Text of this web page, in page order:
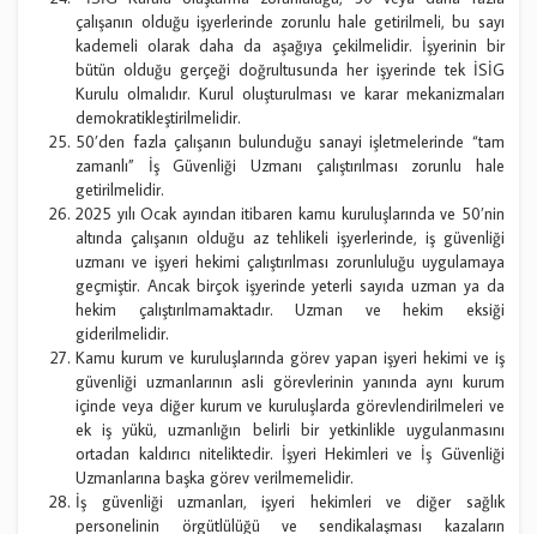
çalışanın olduğu işyerlerinde zorunlu hale getirilmeli, bu sayı
kademeli olarak daha da aşağıya çekilmelidir. İşyerinin bir
bütün olduğu gerçeği doğrultusunda her işyerinde tek İSİG
Kurulu olmalıdır. Kurul oluşturulması ve karar mekanizmaları
demokratikleştirilmelidir.
50’den fazla çalışanın bulunduğu sanayi işletmelerinde “tam
zamanlı” İş Güvenliği Uzmanı çalıştırılması zorunlu hale
getirilmelidir.
2025 yılı Ocak ayından itibaren kamu kuruluşlarında ve 50’nin
altında çalışanın olduğu az tehlikeli işyerlerinde, iş güvenliği
uzmanı ve işyeri hekimi çalıştırılması zorunluluğu uygulamaya
geçmiştir. Ancak birçok işyerinde yeterli sayıda uzman ya da
hekim çalıştırılmamaktadır. Uzman ve hekim eksiği
giderilmelidir.
Kamu kurum ve kuruluşlarında görev yapan işyeri hekimi ve iş
güvenliği uzmanlarının asli görevlerinin yanında aynı kurum
içinde veya diğer kurum ve kuruluşlarda görevlendirilmeleri ve
ek iş yükü, uzmanlığın belirli bir yetkinlikle uygulanmasını
ortadan kaldırıcı niteliktedir. İşyeri Hekimleri ve İş Güvenliği
Uzmanlarına başka görev verilmemelidir.
İş güvenliği uzmanları, işyeri hekimleri ve diğer sağlık
personelinin örgütlülüğü ve sendikalaşması kazaların